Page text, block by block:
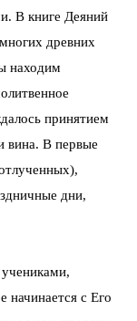
В книге Деяний
древних
находим
принятием
вина. В первые
дни,
начинается с Его